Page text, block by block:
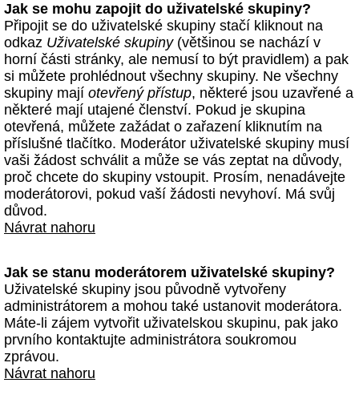
Jak se mohu zapojit do uživatelské skupiny?
Připojit se do uživatelské skupiny stačí kliknout na
odkaz Uživatelské skupiny(většinou se nachází v
horní části stránky, ale nemusí to být pravidlem) a pak
si můžete prohlédnout všechny skupiny. Ne všechny
skupiny mají otevřený přístup, některé jsou uzavřené a
některé mají utajené členství. Pokud je skupina
otevřená, můžete zažádat o zařazení kliknutím na
příslušné tlačítko. Moderátor uživatelské skupiny musí
vaši žádost schválit a může se vás zeptat na důvody,
proč chcete do skupiny vstoupit. Prosím, nenadávejte
moderátorovi, pokud vaší žádosti nevyhoví. Má svůj
důvod.
Návrat nahoru
Jak se stanu moderátorem uživatelské skupiny?
Uživatelské skupiny jsou původně vytvořeny
administrátorem a mohou také ustanovit moderátora.
Máte-li zájem vytvořit uživatelskou skupinu, pak jako
prvního kontaktujte administrátora soukromou
zprávou.
Návrat nahoru